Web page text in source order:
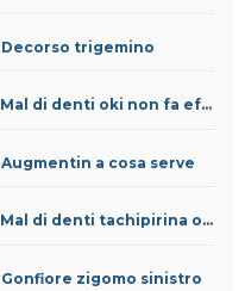
Decorso trigemino
Mal di denti oki non fa effetto
Augmentin a cosa serve
Mal di denti tachipirina o oki
Gonfiore zigomo sinistro